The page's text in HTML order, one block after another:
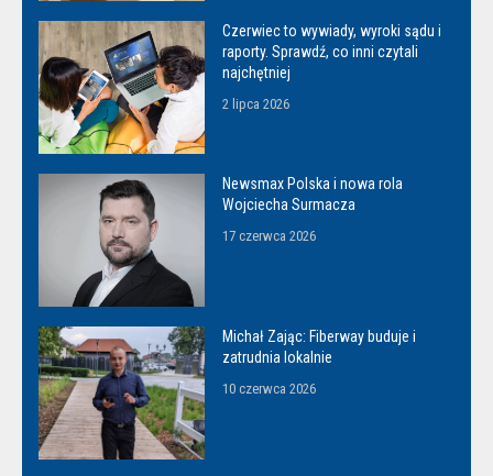
Czerwiec to wywiady, wyroki sądu i
raporty. Sprawdź, co inni czytali
najchętniej
2 lipca 2026
Newsmax Polska i nowa rola
Wojciecha Surmacza
17 czerwca 2026
Michał Zając: Fiberway buduje i
zatrudnia lokalnie
10 czerwca 2026